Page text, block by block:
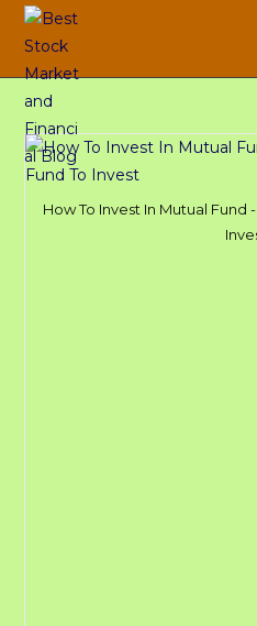
Skip
content
How To Invest In Mutual Fund